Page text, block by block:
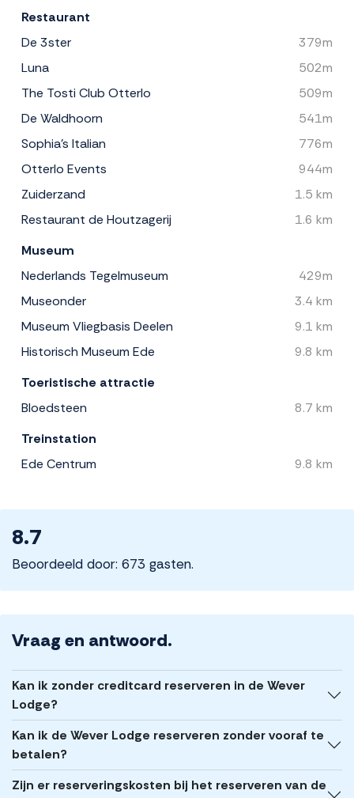
Restaurant
De 3ster
379m
Luna
502m
The Tosti Club Otterlo
509m
De Waldhoorn
541m
Sophia's Italian
776m
Otterlo Events
944m
Zuiderzand
1.5 km
Restaurant de Houtzagerij
1.6 km
Museum
Nederlands Tegelmuseum
429m
Museonder
3.4 km
Museum Vliegbasis Deelen
9.1 km
Historisch Museum Ede
9.8 km
Toeristische attractie
Bloedsteen
8.7 km
Treinstation
Ede Centrum
9.8 km
8.7
Beoordeeld door: 673 gasten.
Vraag en antwoord.
Kan ik zonder creditcard reserveren in de Wever
Lodge?
Kan ik de Wever Lodge reserveren zonder vooraf te
betalen?
Zijn er reserveringskosten bij het reserveren van de